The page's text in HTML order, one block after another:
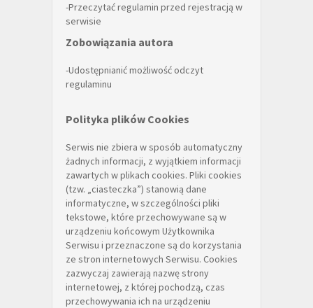
-Przeczytać regulamin przed rejestracją w
serwisie
Zobowiązania autora
-Udostępnianić możliwość odczyt
regulaminu
Polityka plików Cookies
Serwis nie zbiera w sposób automatyczny
żadnych informacji, z wyjątkiem informacji
zawartych w plikach cookies. Pliki cookies
(tzw. „ciasteczka”) stanowią dane
informatyczne, w szczególności pliki
tekstowe, które przechowywane są w
urządzeniu końcowym Użytkownika
Serwisu i przeznaczone są do korzystania
ze stron internetowych Serwisu. Cookies
zazwyczaj zawierają nazwę strony
internetowej, z której pochodzą, czas
przechowywania ich na urządzeniu